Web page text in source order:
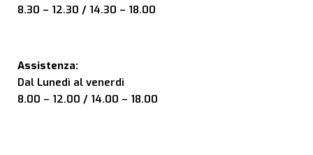
8.30 – 12.30 / 14.30 – 18.00
Assistenza:
Dal Lunedì al venerdì
8.00 – 12.00 / 14.00 – 18.00